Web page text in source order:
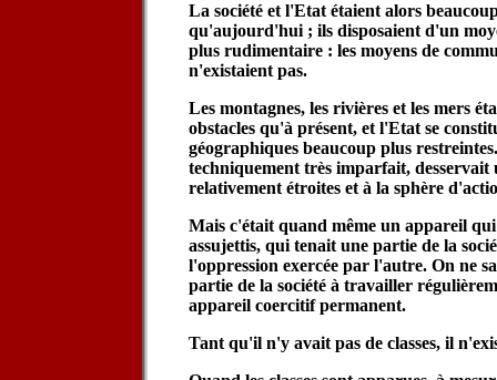
La société et l'Etat étaient alors
qu'aujourd'hui ; ils disposaient d'un
plus rudimentaire : les moyens de
n'existaient pas.
Les montagnes, les rivières et les mers
obstacles qu'à présent, et l'Etat se
géographiques beaucoup plus
techniquement très imparfait,
relativement étroites et à la sphère
Mais c'était quand même un appareil qui
assujettis, qui tenait une partie de la
l'oppression exercée par l'autre. On ne
partie de la société à travailler
appareil coercitif permanent.
Tant qu'il n'y avait pas de classes, il